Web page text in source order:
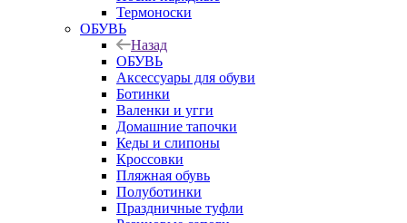
Термоноски
ОБУВЬ
Назад
ОБУВЬ
Аксессуары для обуви
Ботинки
Валенки и угги
Домашние тапочки
Кеды и слипоны
Кроссовки
Пляжная обувь
Полуботинки
Праздничные туфли